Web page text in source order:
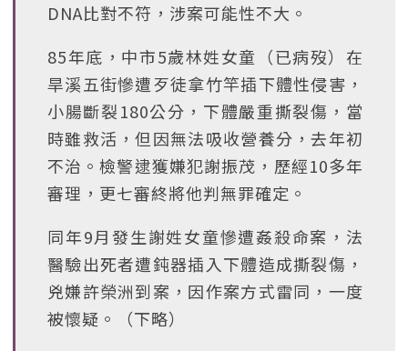
DNA比對不符，涉案可能性不大。
85年底，中市5歲林姓女童（已病歿）在
旱溪五街慘遭歹徒拿竹竿插下體性侵害，
小腸斷裂180公分，下體嚴重撕裂傷，當
時雖救活，但因無法吸收營養分，去年初
不治。檢警逮獲嫌犯謝振茂，歷經10多年
審理，更七審終將他判無罪確定。
同年9月發生謝姓女童慘遭姦殺命案，法
醫驗出死者遭鈍器插入下體造成撕裂傷，
兇嫌許榮洲到案，因作案方式雷同，一度
被懷疑。（下略）